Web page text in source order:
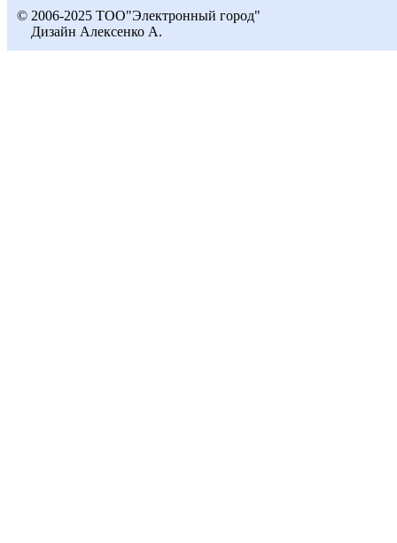
© 2006-2025 ТОО"Электронный город"
Дизайн Алексенко А.